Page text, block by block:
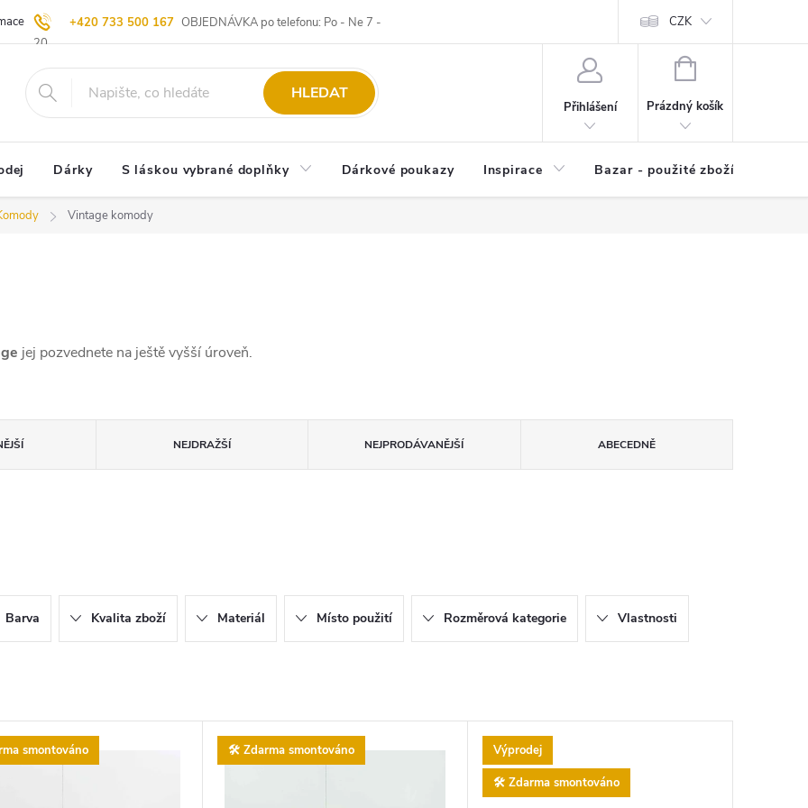
+420 733 500 167 OBJEDNÁVKA po telefonu: Po - Ne 7 -
20
| Vrácení zboží Blog 20 let u Starých Komisní prodej | Výkup zboží Kvalita zboží Spolupráce |
CZK
HLEDAT
Přihlášení
NÁKUPNÍ
Prázdný košík
Dárky S láskou vybrané doplňky Dárkové poukazy Inspirace Bazar - použité zboží
Vintage komody
jej pozvednete na ještě vyšší úroveň.
NEJDRAŽŠÍ NEJPRODÁVANĚJŠÍ ABECEDNĚ
Barva Kvalita zboží Materiál Místo použití Rozměrová kategorie Vlastnosti
smontováno 🛠️ Zdarma smontováno
Výprodej
🛠️ Zdarma smontováno